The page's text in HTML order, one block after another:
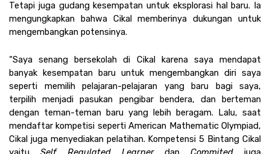
Tetapi juga gudang kesempatan untuk eksplorasi hal baru. Ia
mengungkapkan bahwa Cikal memberinya dukungan untuk
mengembangkan potensinya.
“Saya senang bersekolah di Cikal karena saya mendapat
banyak kesempatan baru untuk mengembangkan diri saya
seperti memilih pelajaran-pelajaran yang baru bagi saya,
terpilih menjadi pasukan pengibar bendera, dan berteman
dengan teman-teman baru yang lebih beragam. Lalu, saat
mendaftar kompetisi seperti American Mathematic Olympiad,
Cikal juga menyediakan pelatihan. Kompetensi 5 Bintang Cikal